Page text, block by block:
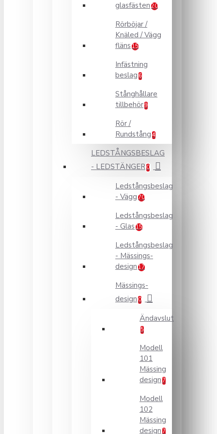
glasfästen 20
Rörböjar /
Knäled / Vägg
fläns 15
Infästning
beslag 6
Stånghållare
tillbehör 9
Rör /
Rundstång 4
LEDSTÅNGSBESLAG
- LEDSTÄNGER 0
Ledstångsbeslag
- Vägg 70
Ledstångsbeslag
- Glas 15
Ledstångsbeslag
- Mässings-
design 17
Mässings-
design 0
Ändavslut
5
Modell
101
Mässing
design 7
Modell
102
Mässing
design 7